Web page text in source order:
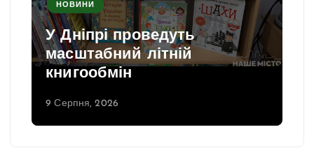
НОВИНИ
У Дніпрі проведуть
масштабний літній
книгообмін
9 Серпня, 2026